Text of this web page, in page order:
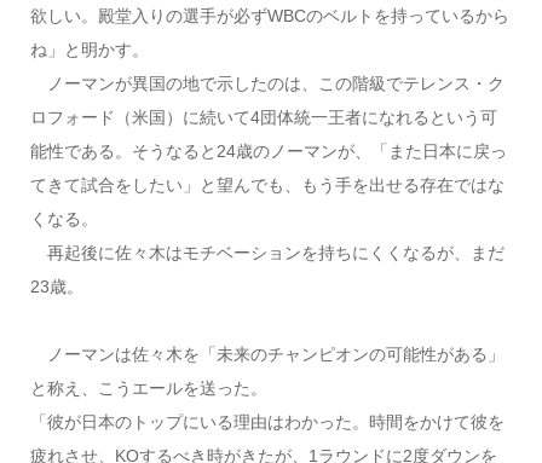
欲しい。殿堂入りの選手が必ずWBCのベルトを持っているから
ね」と明かす。
ノーマンが異国の地で示したのは、この階級でテレンス・ク
ロフォード（米国）に続いて4団体統一王者になれるという可
能性である。そうなると24歳のノーマンが、「また日本に戻っ
てきて試合をしたい」と望んでも、もう手を出せる存在ではな
くなる。
再起後に佐々木はモチベーションを持ちにくくなるが、まだ
23歳。
ノーマンは佐々木を「未来のチャンピオンの可能性がある」
と称え、こうエールを送った。
「彼が日本のトップにいる理由はわかった。時間をかけて彼を
疲れさせ、KOするべき時がきたが、1ラウンドに2度ダウンを